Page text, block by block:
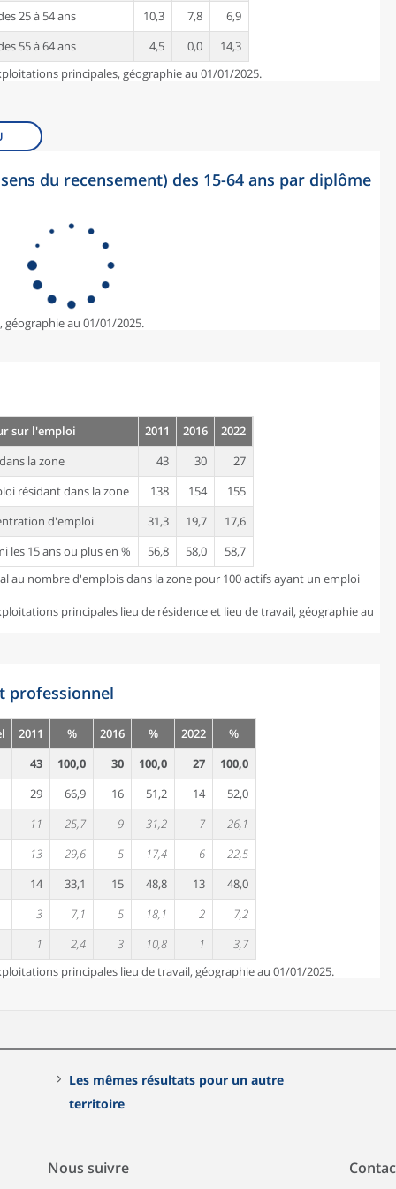
25 à 54 ans 10,3 7,8
6,9
55 à 64 ans
4,5 0,0
14,3
principales, géographie au 01/01/2025.
du recensement) des 15-64 ans par diplôme
géographie au 01/01/2025.
sur l'emploi 2011 2016
2022
la zone
43 30
27
résidant dans la zone
138 154
155
d'emploi
31,3 19,7
17,6
les 15 ans ou plus en %
56,8 58,0
58,7
au nombre d'emplois dans la zone pour 100 actifs ayant un emploi
principales lieu de résidence et lieu de travail, géographie au
professionnel
2011 % 2016 % 2022
%
43
100,0 30 100,0 27
100,0
29
66,9 16 51,2 14
52,0
11
25,7 9 31,2 7
26,1
13
29,6 5 17,4 6
22,5
14
33,1 15 48,8 13
48,0
3
7,1 5 18,1 2
7,2
1
2,4 3 10,8 1
3,7
principales lieu de travail, géographie au 01/01/2025.
Les mêmes résultats pour un autre
territoire
Nous suivre